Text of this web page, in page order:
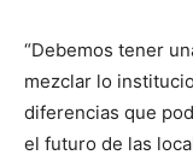
“Debemos tener
mezclar lo
diferencias que
el futuro de las